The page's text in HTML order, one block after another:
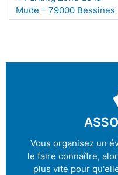
Mude – 79000 Bessines
Vous organisez un
le faire connaître,
plus vite pour